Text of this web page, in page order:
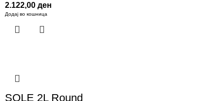
2.122,00 ден
Додај во кошница
SOLE 2L Round